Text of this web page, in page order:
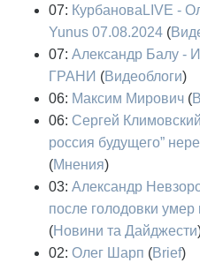
07: КурбановаLIVE -
Yunus 07.08.2024 (
07: Александр Балу
ГРАНИ (Видеоблоги)
06: Максим Мирович (
06: Сергей
россия будущего”
(Мнения)
03: Александр
после голодовки
(Новини та Дайджести
02: Олег Шарп (Brief)